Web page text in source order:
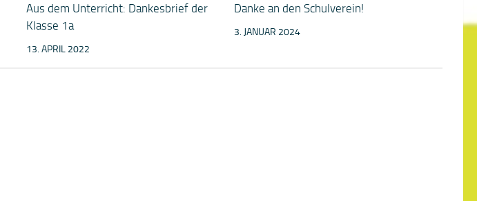
Aus dem Unterricht: Dankesbrief der
Klasse 1a
13. APRIL 2022
Danke an den Schulverein!
3. JANUAR 2024